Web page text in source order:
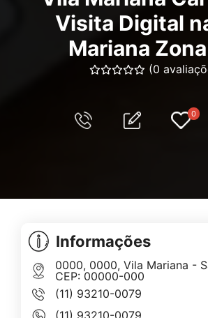
Visita Digital
Mariana
(0
0
Informações
0000, 0000, Vila Mariana -
CEP: 00000-000
(11) 93210-0079